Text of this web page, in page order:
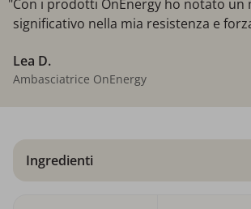
"Con i prodotti OnEnergy ho notato un
significativo nella mia resistenza e
Lea D.
Ambasciatrice OnEnergy
Ingredienti